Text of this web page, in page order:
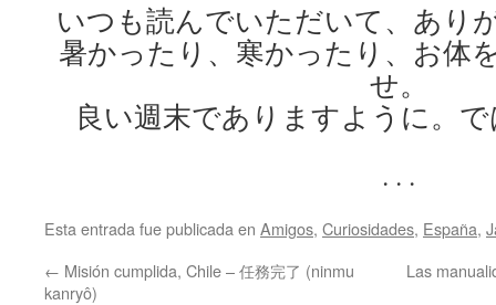
いつも読んでいただいて、あり
暑かったり、寒かったり、お体
せ。
良い週末でありますように。
. . .
Esta entrada fue publicada en Amigos, Curiosidades, España,
← Misión cumplida, Chile – 任務完了 (ninmu
kanryô)
Las